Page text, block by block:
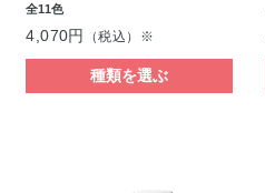
全11色
4,070円 （税込）※
種類を選ぶ